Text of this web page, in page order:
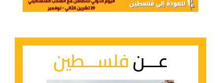
عـــنفلســـطين